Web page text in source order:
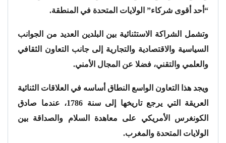
“أحد أقوى شركاء” الولايات المتحدة في المنطقة.
وتشمل الشراكة الاستثنائية بين البلدين العديد من الجوانب
السياسية والاقتصادية والتجارية إلى جانب التعاون الثقافي
والعلمي والتقني، فضلا عن المجال الأمني.
ويجد هذا التعاون الواسع النطاق أساسه في العلاقات الثنائية
العريقة التي يرجع تاريخها إلى سنة 1786، عندما صادق
الكونغرس الأمريكي على معاهدة السلام والصداقة بين
الولايات المتحدة والمغرب.